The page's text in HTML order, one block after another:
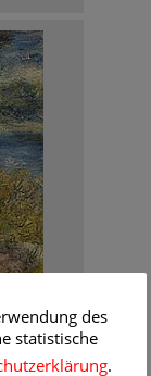
des
statistische
.